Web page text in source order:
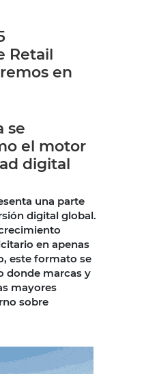
Retail
en
se
el motor
digital
una parte
digital global.
en apenas
este formato se
donde marcas y
mayores
sobre